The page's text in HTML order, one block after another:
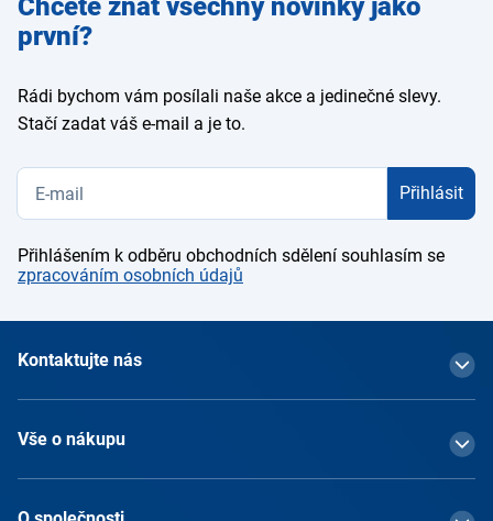
e-mail
Chcete znát všechny novinky jako
první?
Rádi bychom vám posílali naše akce a jedinečné slevy.
Stačí zadat váš e-mail a je to.
Přihlásit
Přihlášením k odběru obchodních sdělení souhlasím se
zpracováním osobních údajů
Kontaktujte nás
Vše o nákupu